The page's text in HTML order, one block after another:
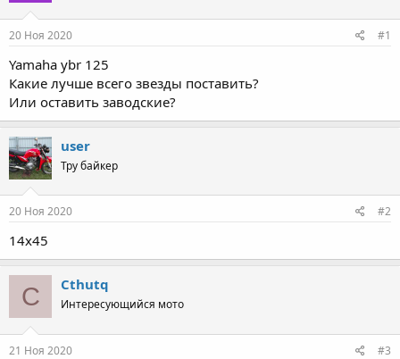
20 Ноя 2020 #1
Yamaha ybr 125
Какие лучше всего звезды поставить?
Или оставить заводские?
user
Тру байкер
20 Ноя 2020 #2
14х45
C Cthutq
Интересующийся мото
21 Ноя 2020 #3